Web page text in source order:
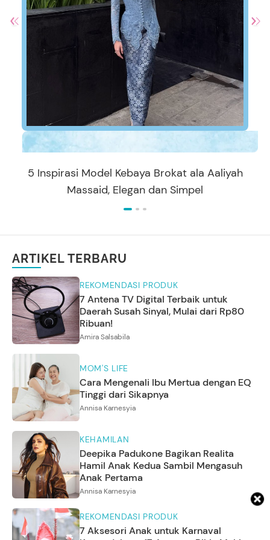
5 Inspirasi Model Kebaya Brokat ala Aaliyah
Massaid, Elegan dan Simpel
ARTIKEL TERBARU
REKOMENDASI PRODUK
7 Antena TV Digital Terbaik untuk
Daerah Susah Sinyal, Mulai dari Rp80
Ribuan!
Amira Salsabila
MOM'S LIFE
Cara Mengenali Ibu Mertua dengan EQ
Tinggi dari Sikapnya
Annisa Karnesyia
KEHAMILAN
Deepika Padukone Bagikan Realita
Hamil Anak Kedua Sambil Mengasuh
Anak Pertama
Annisa Karnesyia
REKOMENDASI PRODUK
7 Aksesori Anak untuk Karnaval